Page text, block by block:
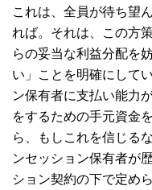
これは、全員が待ち望
れば。それは、この方
らの妥当な利益分配を
い」ことを明確にして
ン保有者に支払い能力
をするための手元資金
ら、もしこれを信じる
ンセッション保有者が
ション契約の下で定め